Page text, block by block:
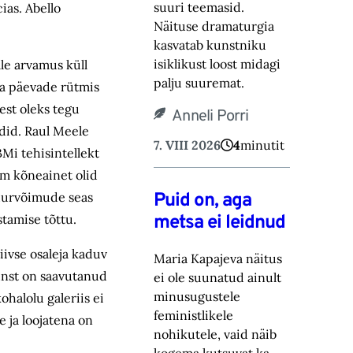
Abello
arvamus küll
päevade rütmis
oleks tegu
Raul Meele
tehisintellekt
kõneainet olid
seas
tõttu.
osaleja kaduv
on saavutanud
galeriis ei
ja loojatena on
suuri teemasid.
Näituse drama‎turgia
kasvatab kunstniku
isiklikust loost midagi
palju suuremat.‎
Anneli Porri
7. VIII 2026 4minutit
Puid on, aga
metsa ei leidnud
Maria Kapajeva näitus
ei ole suunatud ainult
minusugustele
feministlikele
nohikutele, vaid ‎näib